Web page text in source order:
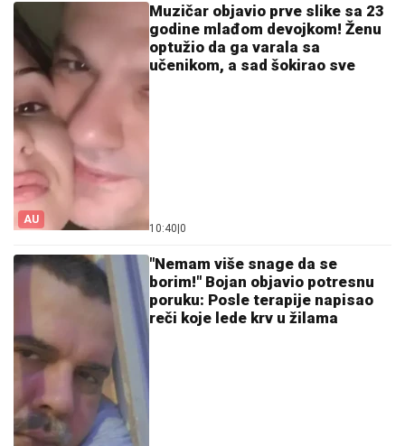
AU
Muzičar objavio prve slike sa 23
godine mlađom devojkom! Ženu
optužio da ga varala sa
učenikom, a sad šokirao sve
10:40|0
"Nemam više snage da se
borim!" Bojan objavio potresnu
poruku: Posle terapije napisao
reči koje lede krv u žilama